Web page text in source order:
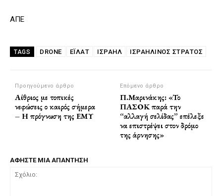
ΑΠΕ
TAGS DRONE ΕΪΛΆΤ ΙΣΡΑΗΛ ΙΣΡΑΗΛΙΝΟΣ ΣΤΡΑΤΟΣ
Προηγούμενο άρθρο
Αίθριος με τοπικές
νεφώσεις ο καιρός σήμερα
– Η πρόγνωση της ΕΜΥ
Επόμενο άρθρο
Π.Μαρινάκης: «Το
ΠΑΣΟΚ παρά την
“αλλαγή σελίδας” επέλεξε
να επιστρέψει στον δρόμο
της άρνησης»
ΑΦΗΣΤΕ ΜΙΑ ΑΠΑΝΤΗΣΗ